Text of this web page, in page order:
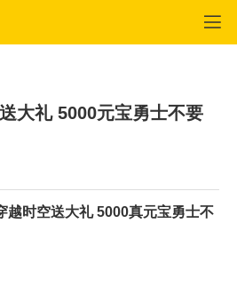
大礼 5000元宝勇士不要
时空送大礼 5000真元宝勇士不